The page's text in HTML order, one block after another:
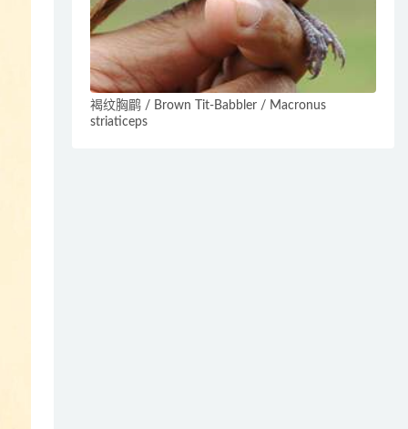
褐纹胸鹛 / Brown Tit-Babbler / Macronus
striaticeps